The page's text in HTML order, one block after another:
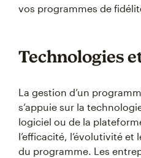
vos programmes de
Technologies
La gestion d’un
s’appuie sur la
logiciel ou de la
l’efficacité, l’évolutivité
du programme. Les